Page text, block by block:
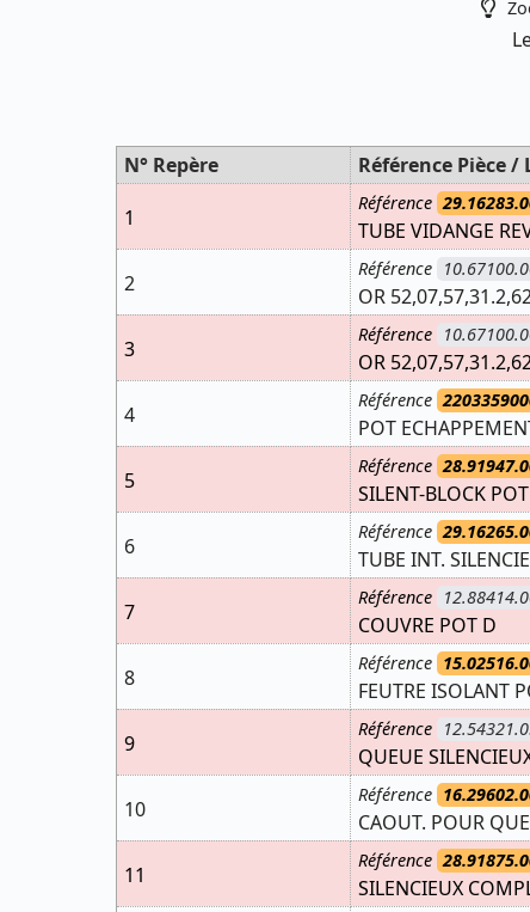
N° Repère Référence Pièce /
1
Référence
TUBE VIDANGE
2
Référence
OR
3
Référence
OR
4
Référence
POT
5
Référence
SILENT-BLOCK
6
Référence
TUBE INT.
7
Référence
COUVRE POT D
8
Référence
FEUTRE ISOLANT
9
Référence
QUEUE
10
Référence
CAOUT. POUR
11
Référence
SILENCIEUX